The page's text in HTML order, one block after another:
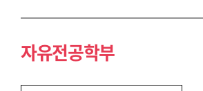
자유전공학부